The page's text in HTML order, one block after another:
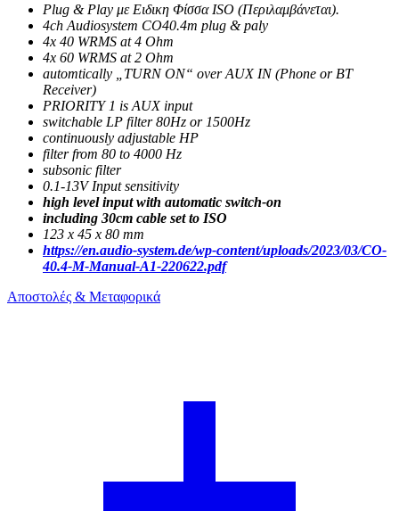
Plug & Play με Ειδικη Φίσσα ISO (Περιλαμβάνεται).
4ch Audiosystem CO40.4m plug & paly
4x 40 WRMS at 4 Ohm
4x 60 WRMS at 2 Ohm
automtically „TURN ON“ over AUX IN (Phone or BT
Receiver)
PRIORITY 1 is AUX input
switchable LP filter 80Hz or 1500Hz
continuously adjustable HP
filter from 80 to 4000 Hz
subsonic filter
0.1-13V Input sensitivity
high level input with automatic switch-on
including 30cm cable set to ISO
123 x 45 x 80 mm
https://en.audio-system.de/wp-content/uploads/2023/03/CO-
40.4-M-Manual-A1-220622.pdf
Αποστολές & Μεταφορικά